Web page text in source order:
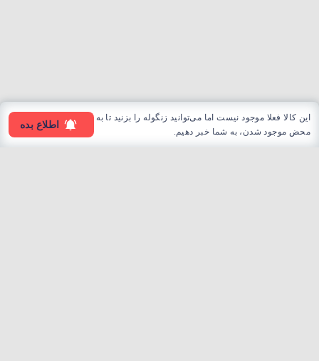
این کالا فعلا موجود نیست اما می‌توانید زنگوله را بزنید تا به
محض موجود شدن، به شما خبر دهیم.
اطلاع بده